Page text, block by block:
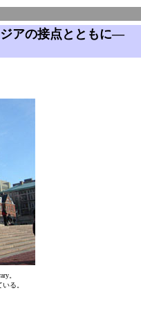
アの接点とともに―
。
る。